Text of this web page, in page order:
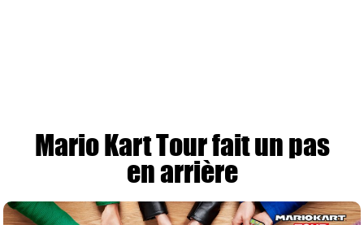
Mario Kart Tour fait un pas
en arrière